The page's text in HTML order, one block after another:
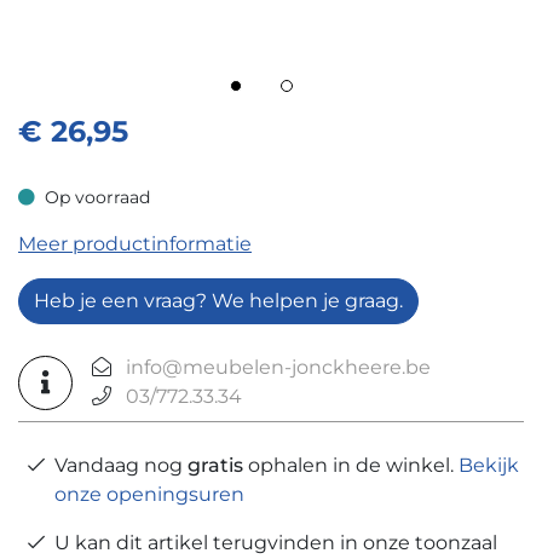
€ 26,95
Op voorraad
Op voorraad
Meer productinformatie
Heb je een vraag? We helpen je graag.
info@meubelen-jonckheere.be
03/772.33.34
Vandaag nog gratis ophalen in de winkel. Bekijk
onze openingsuren
U kan dit artikel terugvinden in onze toonzaal